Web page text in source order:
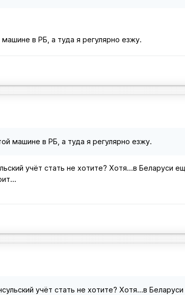
в РБ, а туда я регулярно езжу.
машине в РБ, а туда я регулярно езжу.
учёт стать не хотите? Хотя...в Беларуси
учёт стать не хотите? Хотя...в